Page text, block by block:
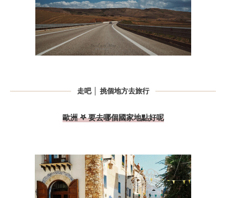
走吧 │ 挑個地方去旅行
歐洲 𖤐 要去哪個國家地點好呢